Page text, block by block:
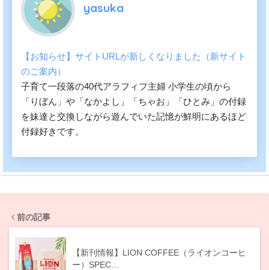
yasuka
【お知らせ】サイトURLが新しくなりました（新サイト
のご案内）
子育て一段落の40代アラフィフ主婦 小学生の頃から
「りぼん」や「なかよし」「ちゃお」「ひとみ」の付録
を妹達と交換しながら遊んでいた記憶が鮮明にあるほど
付録好きです。
前の記事
【新刊情報】LION COFFEE（ライオンコーヒ
ー）SPEC…